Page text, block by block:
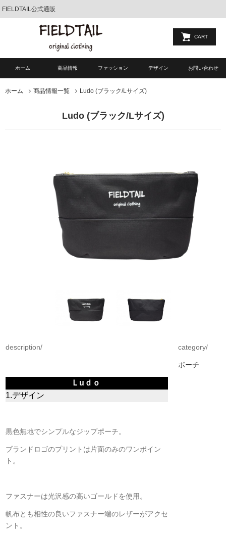
FIELDTAIL公式通販
CART
ホーム 商品情報 ファッション デザイン お問い合わせ
ホーム 商品情報一覧 Ludo (ブラック/Lサイズ)
Ludo (ブラック/Lサイズ)
description/
Ｌuｄｏ
1.デザイン
黒色無地でシンプルなジップポーチ。
ブランドロゴのプリントは片面のみのワンポイン
ト。
ファスナーは光沢感の高いゴールドを使用。
帆布とも相性の良いファスナー端のレザーがアクセ
ント。
category/
ポーチ